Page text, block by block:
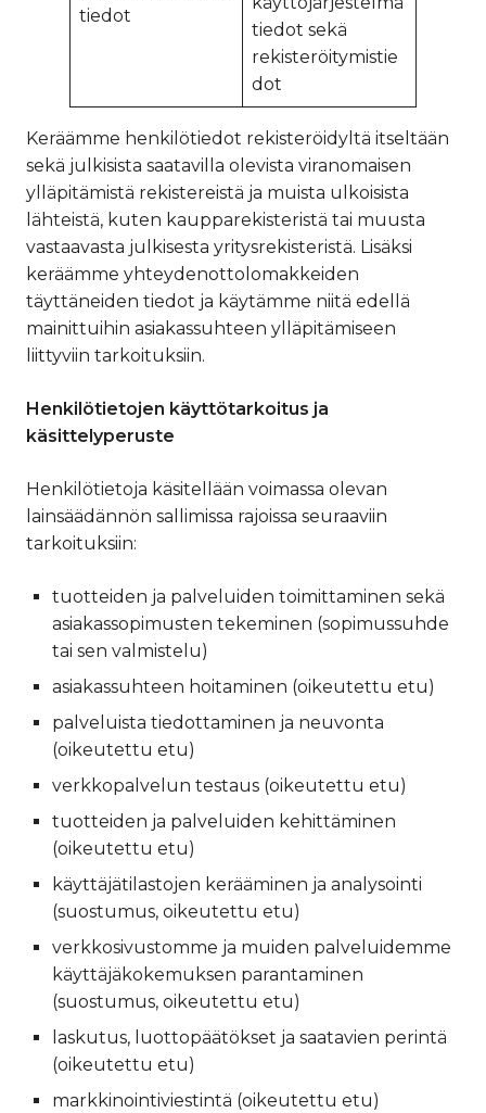
tiedot
tiedot sekä
rekisteröitymistie
dot
Keräämme henkilötiedot rekisteröidyltä itseltään
sekä julkisista saatavilla olevista viranomaisen
ylläpitämistä rekistereistä ja muista ulkoisista
lähteistä, kuten kaupparekisteristä tai muusta
vastaavasta julkisesta yritysrekisteristä. Lisäksi
keräämme yhteydenottolomakkeiden
täyttäneiden tiedot ja käytämme niitä edellä
mainittuihin asiakassuhteen ylläpitämiseen
liittyviin tarkoituksiin.
Henkilötietojen käyttötarkoitus ja
käsittelyperuste
Henkilötietoja käsitellään voimassa olevan
lainsäädännön sallimissa rajoissa seuraaviin
tarkoituksiin:
tuotteiden ja palveluiden toimittaminen sekä
asiakassopimusten tekeminen (sopimussuhde
tai sen valmistelu)
asiakassuhteen hoitaminen (oikeutettu etu)
palveluista tiedottaminen ja neuvonta
(oikeutettu etu)
verkkopalvelun testaus (oikeutettu etu)
tuotteiden ja palveluiden kehittäminen
(oikeutettu etu)
käyttäjätilastojen kerääminen ja analysointi
(suostumus, oikeutettu etu)
verkkosivustomme ja muiden palveluidemme
käyttäjäkokemuksen parantaminen
(suostumus, oikeutettu etu)
laskutus, luottopäätökset ja saatavien perintä
(oikeutettu etu)
markkinointiviestintä (oikeutettu etu)